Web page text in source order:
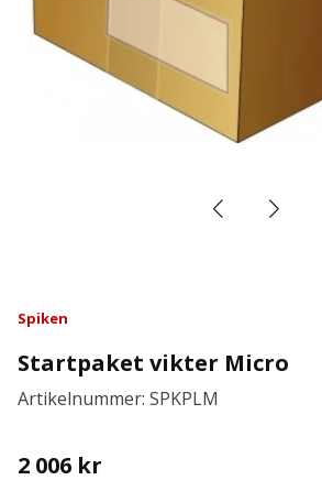
Spiken
Startpaket vikter Micro
Artikelnummer: SPKPLM
2 006 kr